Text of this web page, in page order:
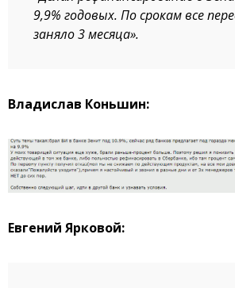
9,9% годовых. По срокам все
заняло 3 месяца».
Владислав Коньшин:
Евгений Ярковой: